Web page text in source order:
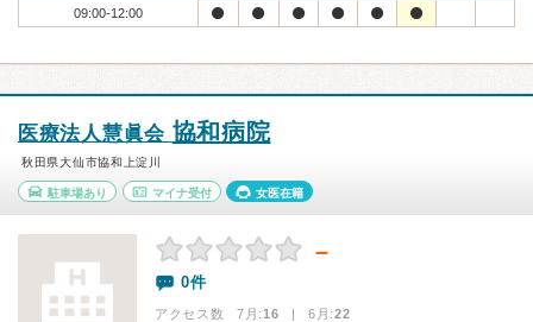
09:00-12:00
医療法人慧眞会 協和病院
秋田県大仙市協和上淀川
駐車場あり マイナ受付 女医在籍
－
0件
アクセス数 7月:16 | 6月:22